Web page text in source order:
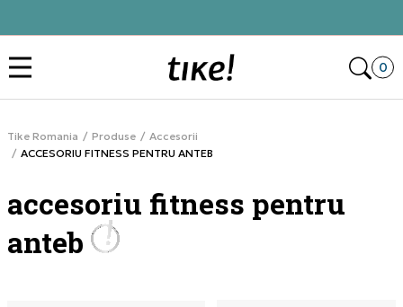
0
Tike Romania Produse
Accesorii
ACCESORIU FITNESS PENTRU ANTEB
accesoriu fitness pentru
anteb